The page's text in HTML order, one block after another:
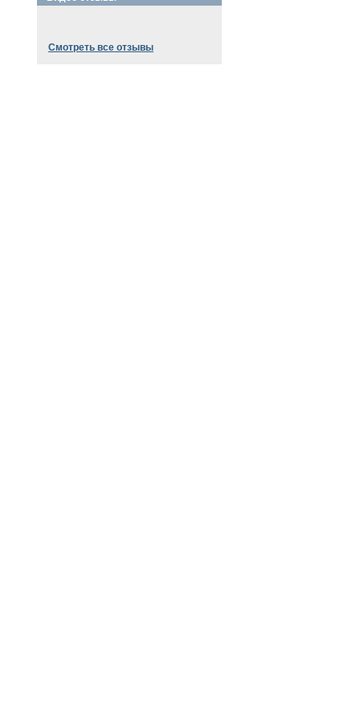
Смотреть все отзывы